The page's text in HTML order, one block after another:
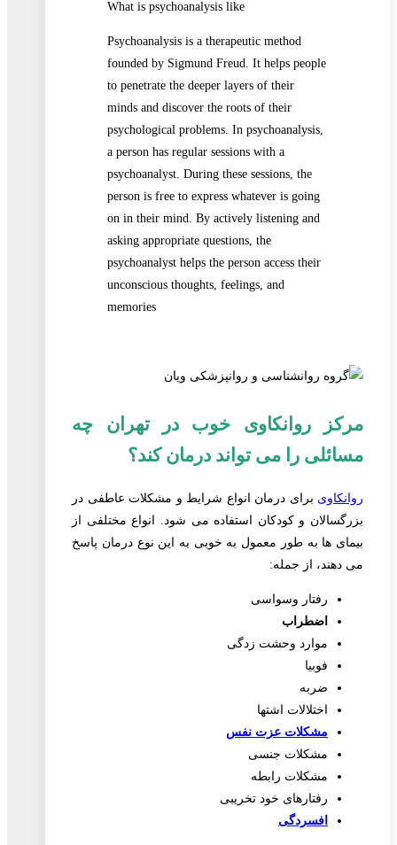
What is psychoanalysis like
Psychoanalysis is a therapeutic method
founded by Sigmund Freud. It helps people
to penetrate the deeper layers of their
minds and discover the roots of their
psychological problems. In psychoanalysis,
a person has regular sessions with a
psychoanalyst. During these sessions, the
person is free to express whatever is going
on in their mind. By actively listening and
asking appropriate questions, the
psychoanalyst helps the person access their
unconscious thoughts, feelings, and
memories
مرکز روانکاوی خوب در تهران چه
مسائلی را می تواند درمان کند؟
روانکاوی برای درمان انواع شرایط و مشکلات عاطفی در
بزرگسالان و کودکان استفاده می شود. انواع مختلفی از
بیمای ها به طور معمول به خوبی به این نوع درمان پاسخ
می دهند، از جمله:
رفتار وسواسی
اضطراب
موارد وحشت زدگی
فوبیا
ضربه
اختلالات اشتها
مشکلات عزت نفس
مشکلات جنسی
مشکلات رابطه
رفتارهای خود تخریبی
افسردگی